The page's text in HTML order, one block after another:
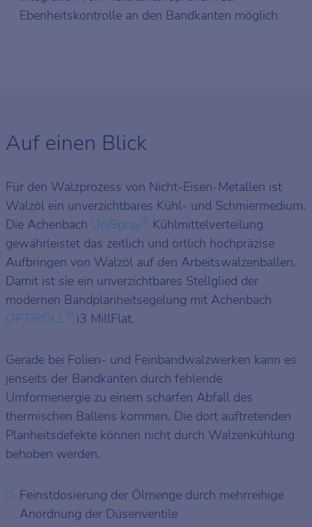
Ebenheitskontrolle an den Bandkanten möglich
Auf einen Blick
Für den Walzprozess von Nicht-Eisen-Metallen ist
Walzöl ein unverzichtbares Kühl- und Schmiermedium.
Die Achenbach UniSpray® Kühlmittelverteilung
gewährleistet das zeitlich und örtlich hochpräzise
Aufbringen von Walzöl auf den Arbeitswalzenballen.
Damit ist sie ein unverzichtbares Stellglied der
modernen Bandplanheitsegelung mit Achenbach
OPTIROLL® i3 MillFlat.
Gerade bei Folien- und Feinbandwalzwerken kann es
jenseits der Bandkanten durch fehlende
Umformenergie zu einem scharfen Abfall des
thermischen Ballens kommen. Die dort auftretenden
Planheitsdefekte können nicht durch Walzenkühlung
behoben werden.
Feinstdosierung der Ölmenge durch mehrreihige
Anordnung der Düsenventile